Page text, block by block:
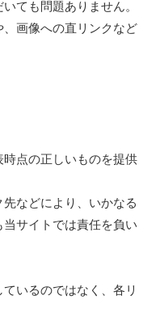
ても問題ありません。
画像への直リンクなど
点の正しいものを提供
などにより、いかなる
サイトでは責任を負い
いるのではなく、各リ